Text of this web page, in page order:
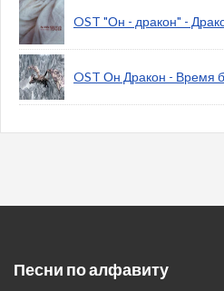
OST "Он - дракон" -
OST Он Дракон - Время
Песни по алфавиту